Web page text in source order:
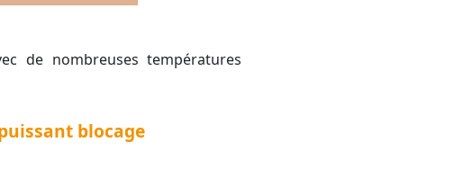
blocage